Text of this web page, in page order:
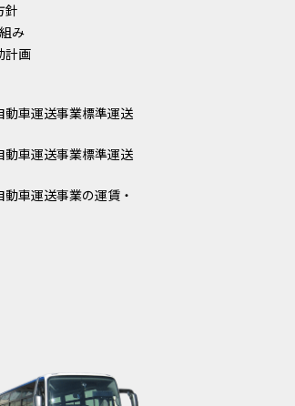
針
み
計画
動車運送事業標準運送
動車運送事業標準運送
車運送事業の運賃・